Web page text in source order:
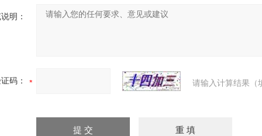
明：
码： 请输入计算结果（